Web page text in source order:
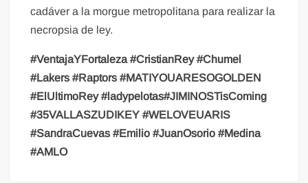
cadáver a la morgue metropolitana para realizar la
necropsia de ley.
#VentajaYFortaleza #CristianRey #Chumel
#Lakers #Raptors #MATIYOUARESOGOLDEN
#ElUltimoRey #ladypelotas#JIMINOSTisComing
#35VALLASZUDIKEY #WELOVEUARIS
#SandraCuevas #Emilio #JuanOsorio #Medina
#AMLO